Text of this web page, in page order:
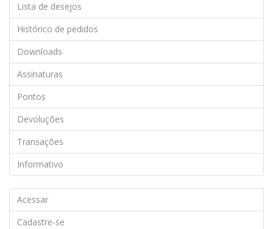
Lista de desejos
Histórico de pedidos
Downloads
Assinaturas
Pontos
Devoluções
Transações
Informativo
Acessar
Cadastre-se